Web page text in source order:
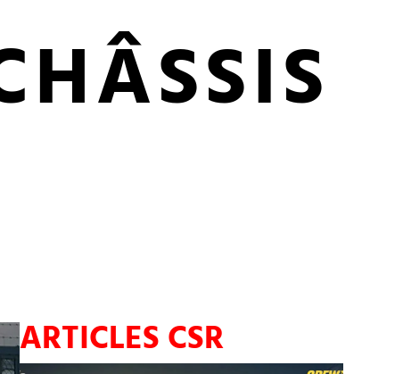
ARTICLES CSR